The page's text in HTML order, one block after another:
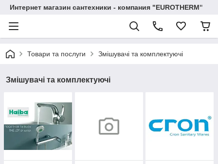
Интернет магазин сантехники - компания "EUROTHERM"
Товари та послуги Змішувачі та комплектуючі
Змішувачі та комплектуючі